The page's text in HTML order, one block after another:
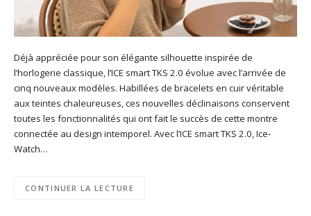
Déjà appréciée pour son élégante silhouette inspirée de
l’horlogerie classique, l’ICE smart TKS 2.0 évolue avec l’arrivée de
cinq nouveaux modèles. Habillées de bracelets en cuir véritable
aux teintes chaleureuses, ces nouvelles déclinaisons conservent
toutes les fonctionnalités qui ont fait le succès de cette montre
connectée au design intemporel. Avec l’ICE smart TKS 2.0, Ice-
Watch…
CONTINUER LA LECTURE